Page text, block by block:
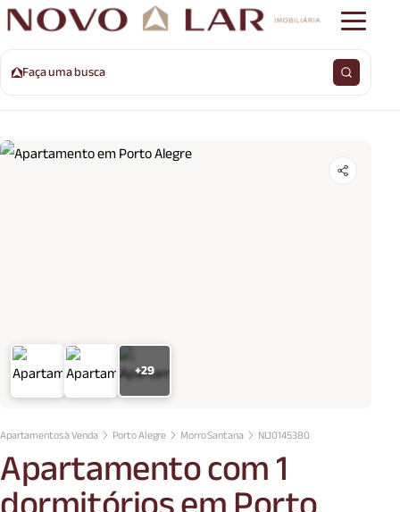
Faça uma busca
+29
Apartamentos à Venda Porto Alegre Morro Santana NL10145380
Apartamento com 1